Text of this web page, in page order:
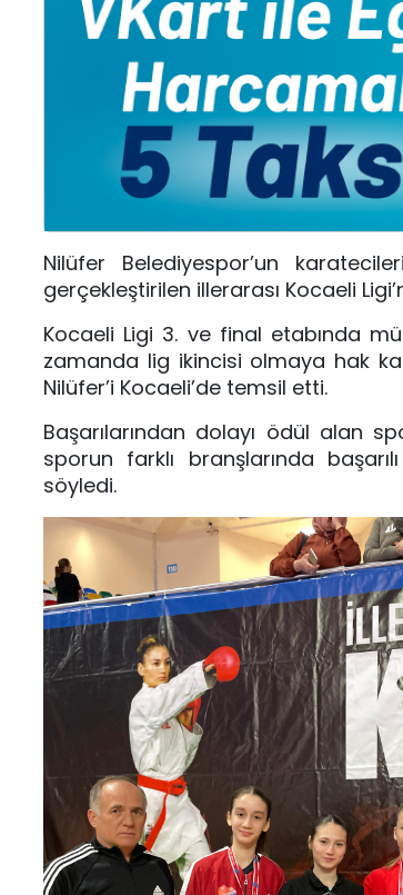
Nilüfer Belediyespor’un
gerçekleştirilen illerarası Kocaeli
Kocaeli Ligi 3. ve final etabında
zamanda lig ikincisi olmaya hak
Nilüfer’i Kocaeli’de temsil etti.
Başarılarından dolayı ödül alan
sporun farklı branşlarında
söyledi.